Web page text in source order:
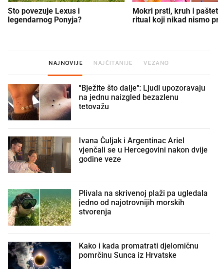
Što povezuje Lexus i
legendarnog Ponyja?
Mokri prsti, kruh i
ritual koji nikad nismo
NAJNOVIJE NAJČITANIJE VEZANO
"Bježite što dalje": Ljudi upozoravaju
na jednu naizgled bezazlenu
tetovažu
Ivana Čuljak i Argentinac Ariel
vjenčali se u Hercegovini nakon dvije
godine veze
Plivala na skrivenoj plaži pa ugledala
jedno od najotrovnijih morskih
stvorenja
Kako i kada promatrati djelomičnu
pomrčinu Sunca iz Hrvatske